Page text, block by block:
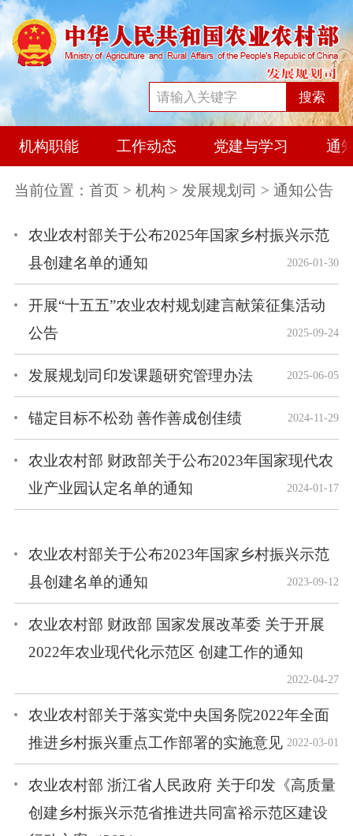
搜索
机构职能 工作动态 党建与学习 通
当前位置： 首页 > 机构 > 发展规划司 > 通知公告
农业农村部关于公布2025年国家乡村振兴示范
县创建名单的通知
2026-01-30
开展“十五五”农业农村规划建言献策征集活动
公告
2025-09-24
发展规划司印发课题研究管理办法 2025-06-05
锚定目标不松劲 善作善成创佳绩 2024-11-29
农业农村部 财政部关于公布2023年国家现代农
业产业园认定名单的通知
2024-01-17
农业农村部关于公布2023年国家乡村振兴示范
县创建名单的通知
2023-09-12
农业农村部 财政部 国家发展改革委 关于开展
2022年农业现代化示范区 创建工作的通知
2022-04-27
农业农村部关于落实党中央国务院2022年全面
推进乡村振兴重点工作部署的实施意见 2022-03-01
农业农村部 浙江省人民政府 关于印发《高质量
创建乡村振兴示范省推进共同富裕示范区建设